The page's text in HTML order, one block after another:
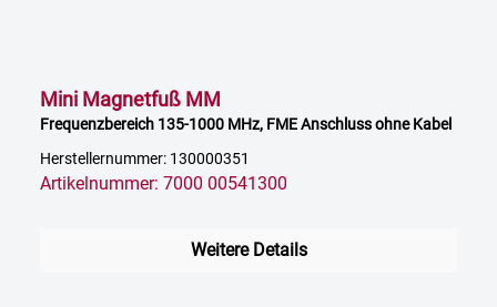
Mini Magnetfuß MM
Frequenzbereich 135-1000 MHz, FME Anschluss ohne Kabel
Herstellernummer: 130000351
Artikelnummer: 7000 00541300
Weitere Details